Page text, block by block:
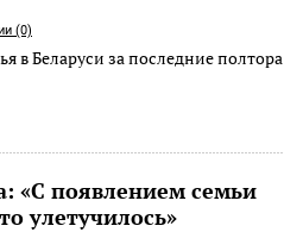
(0)
в Беларуси за последние полтора
«С появлением семьи
улетучилось»